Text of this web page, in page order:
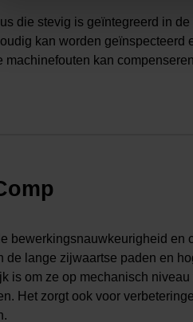
die stevig is geïntegreerd in
kan worden geïnspecteerd
machinefouten kan
bewerkingsnauwkeurigheid
de lange zijwaartse paden en
is om ze op mechanisch
Het zorgt ook voor